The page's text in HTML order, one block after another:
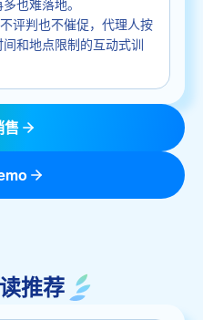
评判也不催促，代理人按
和地点限制的互动式训
售
推荐